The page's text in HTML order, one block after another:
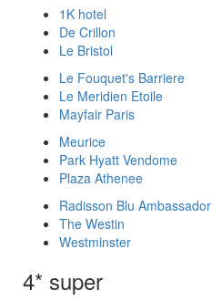
1K hotel
De Crillon
Le Bristol
Le Fouquet's Barriere
Le Meridien Etoile
Mayfair Paris
Meurice
Park Hyatt Vendome
Plaza Athenee
Radisson Blu Ambassador
The Westin
Westminster
4* super